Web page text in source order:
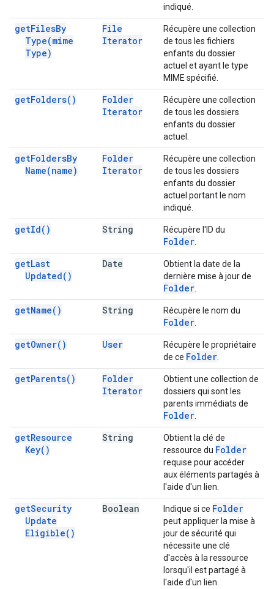
indiqué.
getFilesBy
Type(mime
Type)
File
Iterator
Récupère une collection
de tous les fichiers
enfants du dossier
actuel et ayant le type
MIME spécifié.
getFolders( )
Folder
Iterator
Récupère une collection
de tous les dossiers
enfants du dossier
actuel.
getFoldersBy
Name(name)
Folder
Iterator
Récupère une collection
de tous les dossiers
enfants du dossier
actuel portant le nom
indiqué.
getId( ) String Récupère l'ID du
Folder
getLast
Updated( )
Date
Obtient la date de la
dernière mise à jour de
Folder
getName( ) String Récupère le nom du
Folder
getOwner( ) User
Récupère le propriétaire
de ce Folder
getParents( )
Folder
Iterator
Obtient une collection de
dossiers qui sont les
parents immédiats de
Folder
getResource
Key( )
String
Obtient la clé de
ressource du Folder
requise pour accéder
aux éléments partagés à
l'aide d'un lien.
getSecurity
Update
Eligible( )
Boolean Indique si ce Folder
peut appliquer la mise à
jour de sécurité qui
nécessite une clé
d'accès à la ressource
lorsqu'il est partagé à
l'aide d'un lien.